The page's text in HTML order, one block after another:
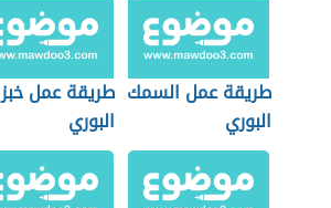
طريقة عمل السمك
البوري
طريقة عمل خبز
البوري